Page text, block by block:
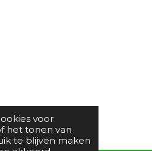
voor
het tonen van
te blijven maken